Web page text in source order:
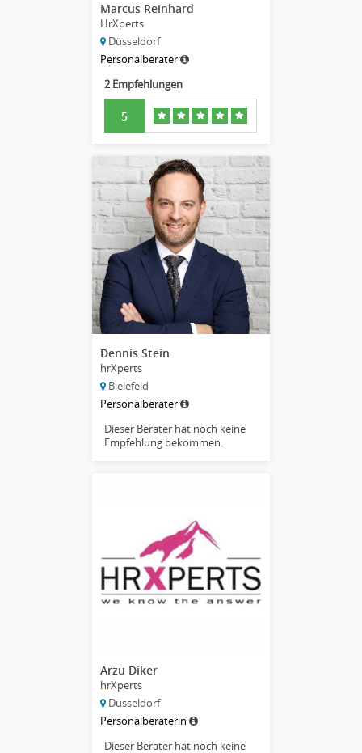
Marcus Reinhard
HrXperts
Düsseldorf
Personalberater
2 Empfehlungen
5
Dennis Stein
hrXperts
Bielefeld
Personalberater
Dieser Berater hat noch keine
Empfehlung bekommen.
Arzu Diker
hrXperts
Düsseldorf
Personalberaterin
Dieser Berater hat noch keine